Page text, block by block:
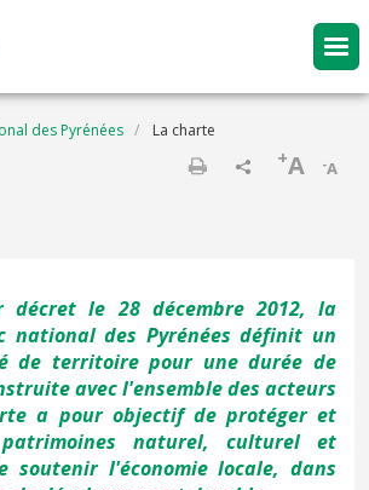
des Pyrénées La charte
-A
+A
décret le 28 décembre 2012, la
national des Pyrénées définit un
de territoire pour une durée de
avec l'ensemble des acteurs
a pour objectif de protéger et
naturel, culturel et
soutenir l'économie locale, dans